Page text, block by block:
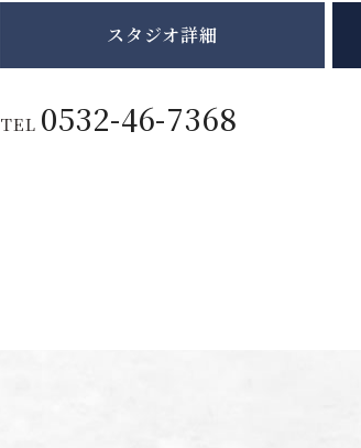
スタジオ詳細
TEL 0532-46-7368